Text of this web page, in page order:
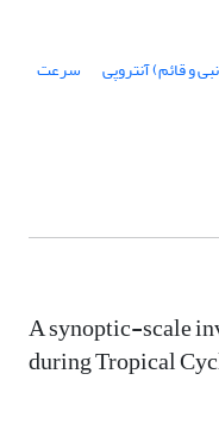
و قائم) آنتروپی سرعت
A synoptic-scale
during Tropical